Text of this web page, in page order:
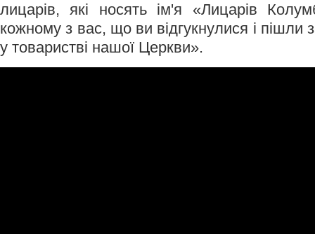
лицарів, які носять ім'я «Лицарів
кожному з вас, що ви відгукнулися і пішли
у товаристві нашої Церкви».